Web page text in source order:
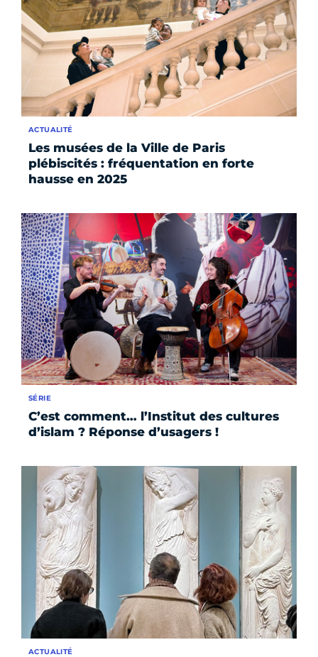
Les musées de la Ville de Paris
plébiscités : fréquentation en forte
hausse en 2025
ACTUALITÉ
C’est comment… l’Institut des cultures
d’islam ? Réponse d’usagers !
SÉRIE
ACTUALITÉ